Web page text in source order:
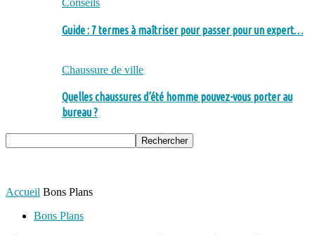
Conseils
Guide : 7 termes à maîtriser pour passer pour un expert…
Chaussure de ville
Quelles chaussures d’été homme pouvez-vous porter au
bureau ?
Accueil Bons Plans
Bons Plans